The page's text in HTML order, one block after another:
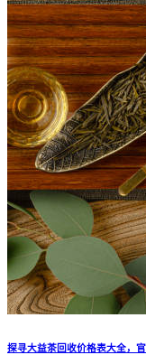
探寻大益茶回收价格表大全，